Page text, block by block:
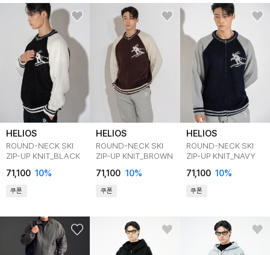
HELIOS
ROUND-NECK SKI
ZIP-UP KNIT_BLACK
71,100 10%
쿠폰
HELIOS
ROUND-NECK SKI
ZIP-UP KNIT_BROWN
71,100 10%
쿠폰
HELIOS
ROUND-NECK SKI
ZIP-UP KNIT_NAVY
71,100 10%
쿠폰